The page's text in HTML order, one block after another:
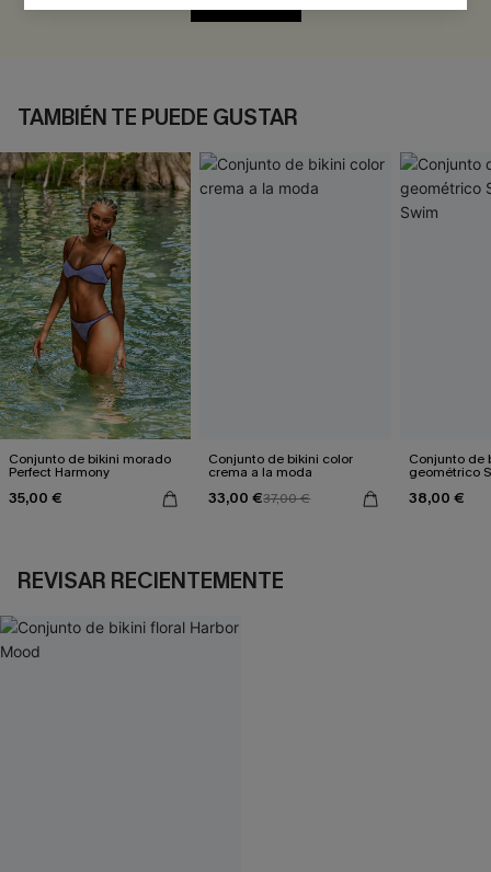
TAMBIÉN TE PUEDE GUSTAR
Conjunto de bikini morado
Perfect Harmony
35,00 €
Conjunto de bikini color
crema a la moda
33,00 €37,00 €
Conjunto de
geométrico
38,00 €
REVISAR RECIENTEMENTE